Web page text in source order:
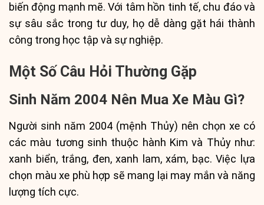
biến động mạnh mẽ. Với tâm hồn tinh tế, chu đáo và
sự sâu sắc trong tư duy, họ dễ dàng gặt hái thành
công trong học tập và sự nghiệp.
Một Số Câu Hỏi Thường Gặp
Sinh Năm 2004 Nên Mua Xe Màu Gì?
Người sinh năm 2004 (mệnh Thủy) nên chọn xe có
các màu tương sinh thuộc hành Kim và Thủy như:
xanh biển, trắng, đen, xanh lam, xám, bạc. Việc lựa
chọn màu xe phù hợp sẽ mang lại may mắn và năng
lượng tích cực.